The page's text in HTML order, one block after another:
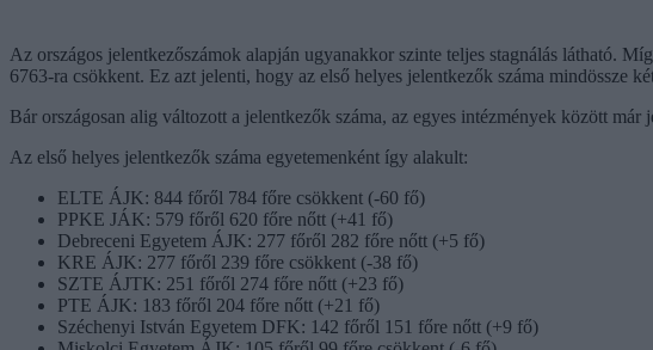
Az országos jelentkezőszámok alapján ugyanakkor szinte teljes stagnálás látható.
6763-ra csökkent. Ez azt jelenti, hogy az első helyes jelentkezők száma mindössze
Bár országosan alig változott a jelentkezők száma, az egyes intézmények között már
Az első helyes jelentkezők száma egyetemenként így alakult:
ELTE ÁJK: 844 főről 784 főre csökkent (-60 fő)
PPKE JÁK: 579 főről 620 főre nőtt (+41 fő)
Debreceni Egyetem ÁJK: 277 főről 282 főre nőtt (+5 fő)
KRE ÁJK: 277 főről 239 főre csökkent (-38 fő)
SZTE ÁJTK: 251 főről 274 főre nőtt (+23 fő)
PTE ÁJK: 183 főről 204 főre nőtt (+21 fő)
Széchenyi István Egyetem DFK: 142 főről 151 főre nőtt (+9 fő)